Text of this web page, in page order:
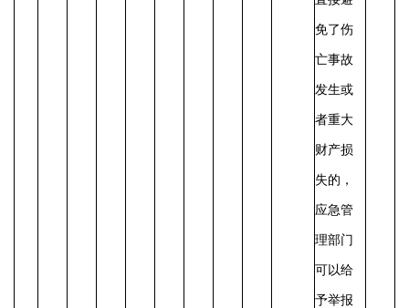
免了伤
亡事故
发生或
者重大
财产损
失的，
应急管
理部门
可以给
予举报